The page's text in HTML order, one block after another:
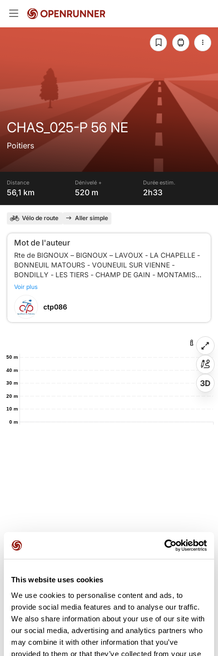
This website uses cookies
We use cookies to personalise content and ads, to
provide social media features and to analyse our traffic.
We also share information about your use of our site with
our social media, advertising and analytics partners who
may combine it with other information that you’ve
provided to them or that they’ve collected from your use
CHAS_025-P 56 NE
Poitiers
Distance
56,1 km
Dénivelé +
520 m
Durée estim.
2h33
Vélo de route Aller simple
Mot de l'auteur
Rte de BIGNOUX – BIGNOUX – LAVOUX - LA CHAPELLE -
BONNEUIL MATOURS - VOUNEUIL SUR VIENNE -
BONDILLY - LES TIERS - CHAMP DE GAIN - MONTAMISE
Voir plus
ctp086
0 m
10 m
20 m
30 m
40 m
50 m
3D
Avis des utilisateurs
Soyez le premier à ajouter un avis !
Ajouter un avis